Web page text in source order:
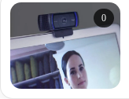
0